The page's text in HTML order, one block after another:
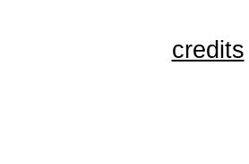
credits